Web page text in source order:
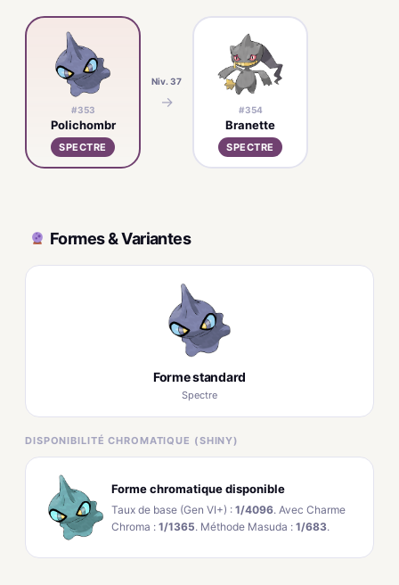
#353
Polichombr
SPECTRE
Niv. 37
→ #354
Branette
SPECTRE
Formes & Variantes
Forme standard
Spectre
DISPONIBILITÉ CHROMATIQUE (SHINY)
Forme chromatique disponible
Taux de base (Gen VI+) : 1/4096. Avec Charme
Chroma : 1/1365. Méthode Masuda : 1/683.